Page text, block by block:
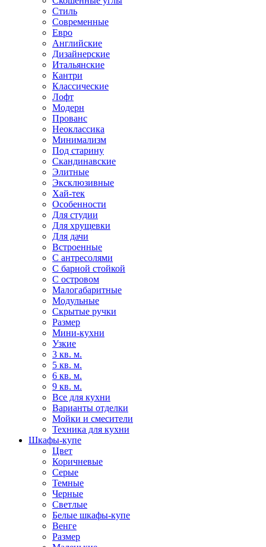
Стиль
Современные
Евро
Английские
Дизайнерские
Итальянские
Кантри
Классические
Лофт
Модерн
Прованс
Неоклассика
Минимализм
Под старину
Скандинавские
Элитные
Эксклюзивные
Хай-тек
Особенности
Для студии
Для хрущевки
Для дачи
Встроенные
С антресолями
С барной стойкой
С островом
Малогабаритные
Модульные
Скрытые ручки
Размер
Мини-кухни
Узкие
3 кв. м.
5 кв. м.
6 кв. м.
9 кв. м.
Все для кухни
Варианты отделки
Мойки и смесители
Техника для кухни
Шкафы-купе
Цвет
Коричневые
Серые
Темные
Черные
Светлые
Белые шкафы-купе
Венге
Размер